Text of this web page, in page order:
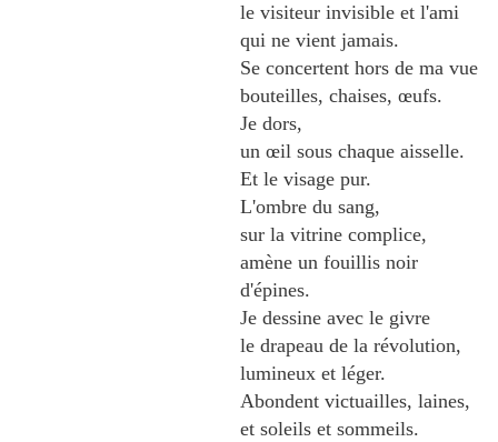
le visiteur invisible et l'ami
qui ne vient jamais.
Se concertent hors de ma vue
bouteilles, chaises, œufs.
Je dors,
un œil sous chaque aisselle.
Et le visage pur.
L'ombre du sang,
sur la vitrine complice,
amène un fouillis noir
d'épines.
Je dessine avec le givre
le drapeau de la révolution,
lumineux et léger.
Abondent victuailles, laines,
et soleils et sommeils.